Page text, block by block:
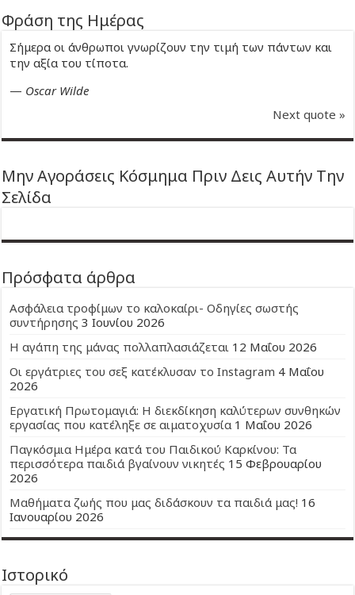
Φράση της Ημέρας
Σήμερα οι άνθρωποι γνωρίζουν την τιμή των πάντων και
την αξία του τίποτα.
— Oscar Wilde
Next quote »
Μην Αγοράσεις Κόσμημα Πριν Δεις Αυτήν Την
Σελίδα
Πρόσφατα άρθρα
Ασφάλεια τροφίμων το καλοκαίρι- Οδηγίες σωστής
συντήρησης 3 Ιουνίου 2026
Η αγάπη της μάνας πολλαπλασιάζεται 12 Μαΐου 2026
Οι εργάτριες του σεξ κατέκλυσαν το Instagram 4 Μαΐου
2026
Εργατική Πρωτομαγιά: Η διεκδίκηση καλύτερων συνθηκών
εργασίας που κατέληξε σε αιματοχυσία 1 Μαΐου 2026
Παγκόσμια Ημέρα κατά του Παιδικού Καρκίνου: Τα
περισσότερα παιδιά βγαίνουν νικητές 15 Φεβρουαρίου
2026
Μαθήματα ζωής που μας διδάσκουν τα παιδιά μας! 16
Ιανουαρίου 2026
Ιστορικό